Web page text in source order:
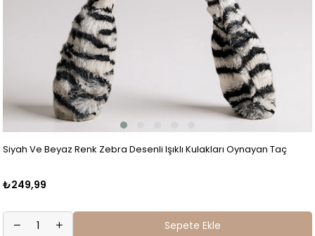
Siyah Ve Beyaz Renk Zebra Desenli Işıklı Kulakları Oynayan Taç
₺249,99
Sepete Ekle